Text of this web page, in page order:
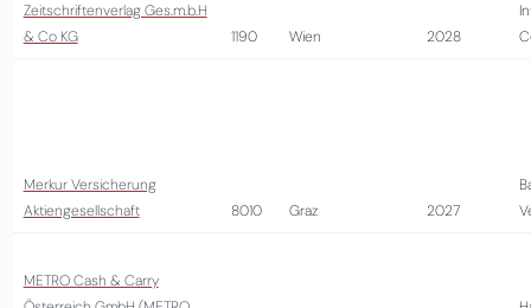
Zeitschriftenverlag Ges.m.b.H
& Co KG
1190 Wien 2028
Merkur Versicherung
Aktiengesellschaft
8010 Graz 2027
METRO Cash & Carry